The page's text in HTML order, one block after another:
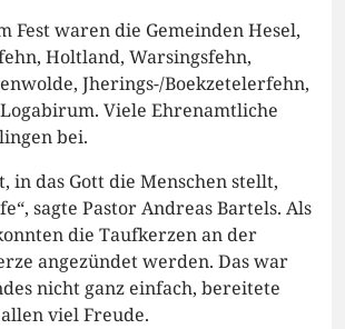
Fest waren die Gemeinden Hesel,
Holtland, Warsingsfehn,
Jherings-/Boekzetelerfehn,
Viele Ehrenamtliche
bei.
in das Gott die Menschen stellt,
sagte Pastor Andreas Bartels. Als
die Taufkerzen an der
angezündet werden. Das war
nicht ganz einfach, bereitete
viel Freude.